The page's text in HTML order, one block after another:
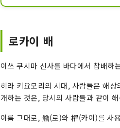
담은
로카이 배
이쓰 쿠시마 신사를 바다에서 참배하
히라 키요모리의 시대, 사람들은 해
개하는 것은, 당시의 사람들과 같이
이름 그대로, 艪(로)와 櫂(카이)를 사